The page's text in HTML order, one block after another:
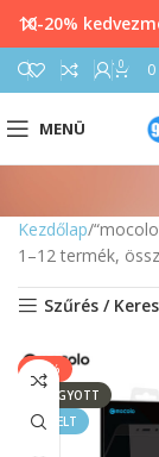
0 0
MENÜ
Kezdőlap
1–12 termék,
Szűrés /
-43%
ELFOGYOTT
KIEMELT
10-20%